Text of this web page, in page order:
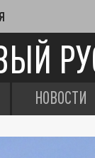
НОВОСТИ